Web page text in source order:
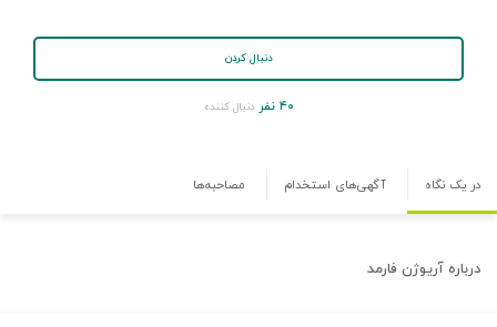
دنبال کردن
۴۰ نفر دنبال کننده
در یک نگاه آگهی‌های استخدام مصاحبه‌ها
درباره آریوژن فارمد